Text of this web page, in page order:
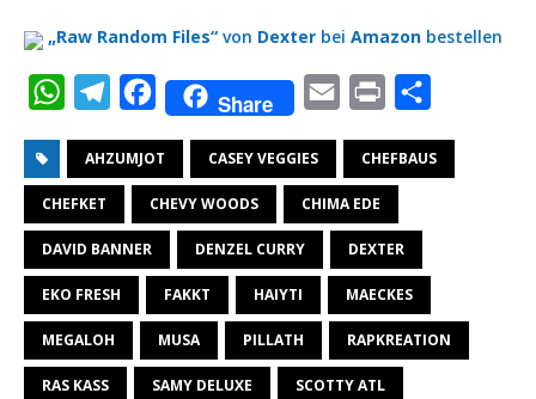
„Raw Random Files“ von Dexter bei Amazon bestellen
W
t
s
A
p
p
l
g
r
a
m
c
e
b
o
o
k
Share
i
l
i
t
i
AHZUMJOT CASEY VEGGIES CHEFBAUS
CHEFKET CHEVY WOODS CHIMA EDE
DAVID BANNER DENZEL CURRY DEXTER
EKO FRESH FAKKT HAIYTI MAECKES
MEGALOH MUSA PILLATH RAPKREATION
RAS KASS SAMY DELUXE SCOTTY ATL